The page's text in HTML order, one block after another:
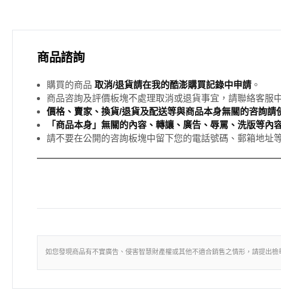
商品諮詢
購買的商品 取消/退貨請在我的酷澎購買記錄中申請 。
商品咨詢及評價板塊不處理取消或退貨事宜，請聯絡客服
價格、賣家、換貨/退貨及配送等與商品本身無關的咨詢請
「商品本身」無關的內容、轉讓、廣告、辱罵、洗版等內
請不要在公開的咨詢板塊中留下您的電話號碼、郵箱地址
如您發現商品有不實廣告、侵害智慧財產權或其他不適合銷售之情形，請提出檢